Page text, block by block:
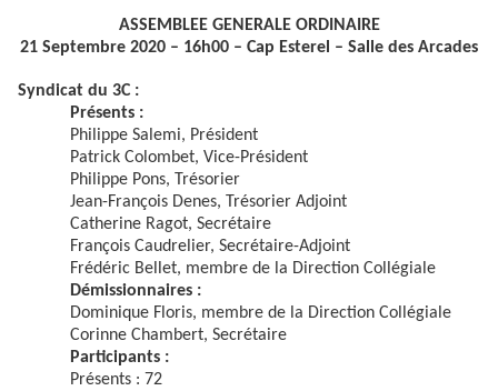
ASSEMBLEE GENERALE ORDINAIRE
21 Septembre 2020 – 16h00 – Cap Esterel – Salle des Arcades
Syndicat du 3C :
Présents :
Philippe Salemi, Président
Patrick Colombet, Vice-Président
Philippe Pons, Trésorier
Jean-François Denes, Trésorier Adjoint
Catherine Ragot, Secrétaire
François Caudrelier, Secrétaire-Adjoint
Frédéric Bellet, membre de la Direction Collégiale
Démissionnaires :
Dominique Floris, membre de la Direction Collégiale
Corinne Chambert, Secrétaire
Participants :
Présents : 72